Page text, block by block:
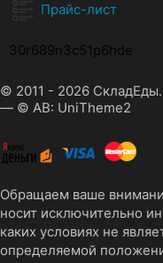
Прайс-лист
30r689n3c51p6hde
© 2011 - 2026
— © AB: UniTheme2
Обращаем ваше
носит исключительно
каких условиях не
определяемой